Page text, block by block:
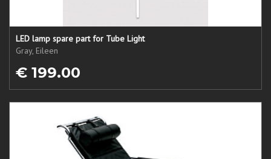
LED lamp spare part for Tube Light
Gray, Eileen
€ 199.00